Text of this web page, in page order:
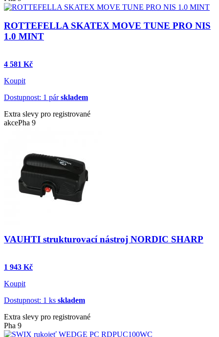
ROTTEFELLA SKATEX MOVE TUNE PRO NIS
1.0 MINT
4 581 Kč
Koupit
Dostupnost: 1 párskladem
Extra slevy pro registrované
akcePha 9
VAUHTI strukturovací nástroj NORDIC SHARP
1 943 Kč
Koupit
Dostupnost: 1 ks skladem
Extra slevy pro registrované
Pha 9